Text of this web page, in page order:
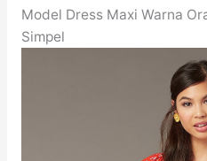
Model Dress Maxi Warna
Simpel